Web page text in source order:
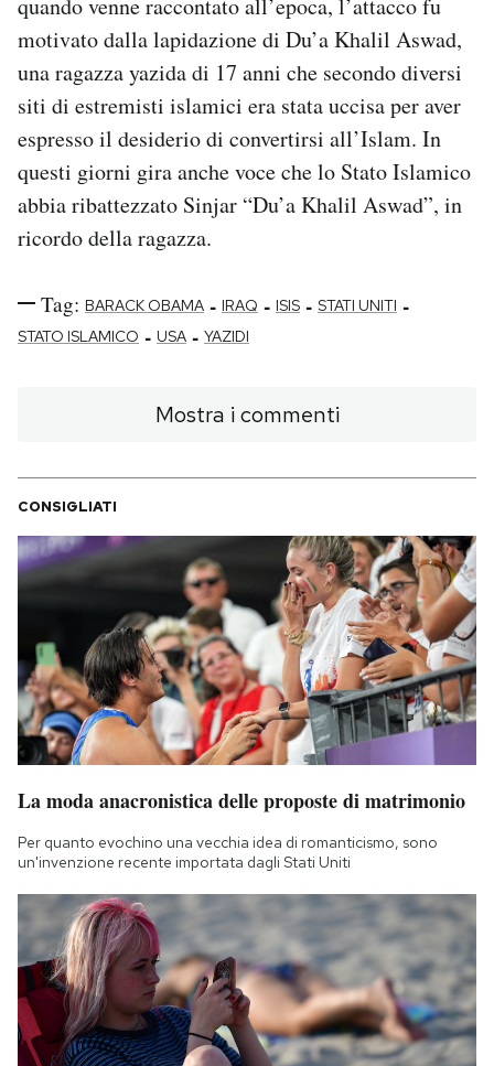
quando venne raccontato all’epoca, l’attacco fu
motivato dalla lapidazione di Du’a Khalil Aswad,
una ragazza yazida di 17 anni che secondo diversi
siti di estremisti islamici era stata uccisa per aver
espresso il desiderio di convertirsi all’Islam. In
questi giorni gira anche voce che lo Stato Islamico
abbia ribattezzato Sinjar “Du’a Khalil Aswad”, in
ricordo della ragazza.
Tag: BARACK OBAMA - IRAQ - ISIS - STATI UNITI -
STATO ISLAMICO - USA - YAZIDI
Mostra i commenti
CONSIGLIATI
La moda anacronistica delle proposte di matrimonio
Per quanto evochino una vecchia idea di romanticismo, sono
un'invenzione recente importata dagli Stati Uniti